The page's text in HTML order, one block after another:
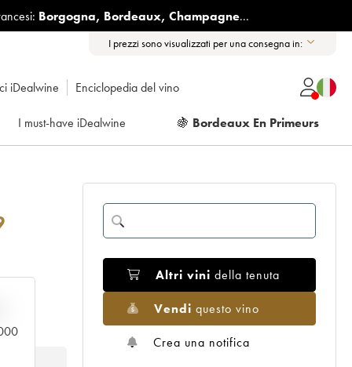
Borgogna, Bordeaux, Champagne...
I prezzi sono visualizzati per una consegna in:
iDealwine Enciclopedia del vino
I must-have iDealwine 🍇 Bordeaux En Primeurs
Altri vini della tenuta
Vendi questo vino
Crea una notifica